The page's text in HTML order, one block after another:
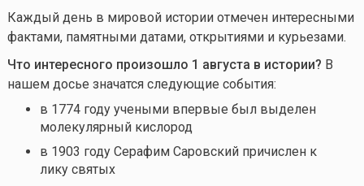
Каждый день в мировой истории отмечен интересными
фактами, памятными датами, открытиями и курьезами.
Что интересного произошло 1 августа в истории? В
нашем досье значатся следующие события:
в 1774 году учеными впервые был выделен
молекулярный кислород
в 1903 году Серафим Саровский причислен к
лику святых